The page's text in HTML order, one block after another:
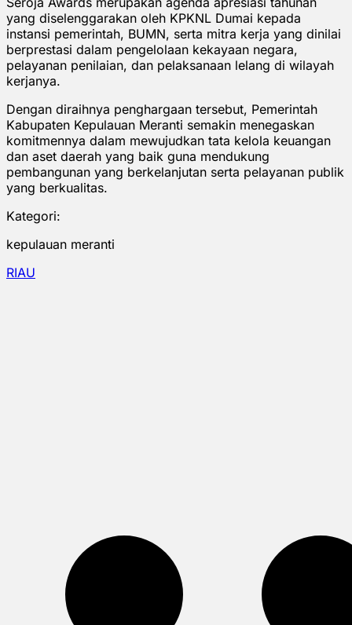
yang diselenggarakan oleh KPKNL Dumai kepada
instansi pemerintah, BUMN, serta mitra kerja yang dinilai
berprestasi dalam pengelolaan kekayaan negara,
pelayanan penilaian, dan pelaksanaan lelang di wilayah
kerjanya.
Dengan diraihnya penghargaan tersebut, Pemerintah
Kabupaten Kepulauan Meranti semakin menegaskan
komitmennya dalam mewujudkan tata kelola keuangan
dan aset daerah yang baik guna mendukung
pembangunan yang berkelanjutan serta pelayanan publik
yang berkualitas.
Kategori:
kepulauan meranti
RIAU